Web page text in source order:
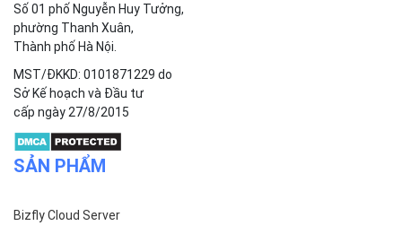
Số 01 phố Nguyễn Huy Tưởng,
phường Thanh Xuân,
Thành phố Hà Nội.
MST/ĐKKD: 0101871229 do
Sở Kế hoạch và Đầu tư
cấp ngày 27/8/2015
SẢN PHẨM
Bizfly Cloud Server